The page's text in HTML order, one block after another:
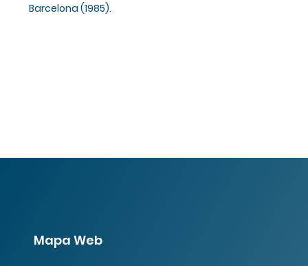
Barcelona (1985).
Mapa Web